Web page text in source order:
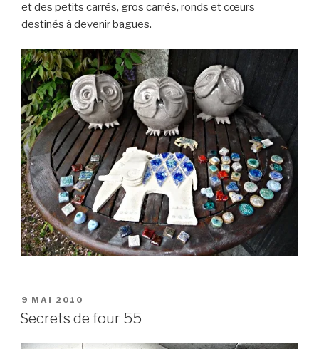
et des petits carrés, gros carrés, ronds et cœurs
destinés à devenir bagues.
PUBLIÉ
LE
9 MAI 2010
Secrets de four 55